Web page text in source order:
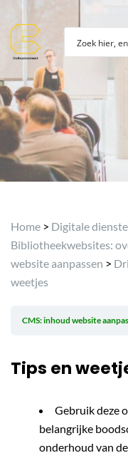
Home > Digitale
Bibliotheekwebsites:
website aanpassen >
weetjes
CMS: inhoud website
Tips en
Gebruik deze
belangrijke
onderhoud van